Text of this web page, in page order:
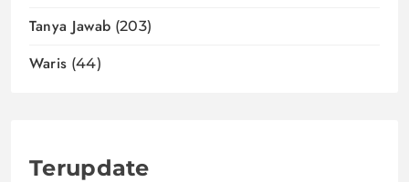
Tanya Jawab (203)
Waris (44)
Terupdate